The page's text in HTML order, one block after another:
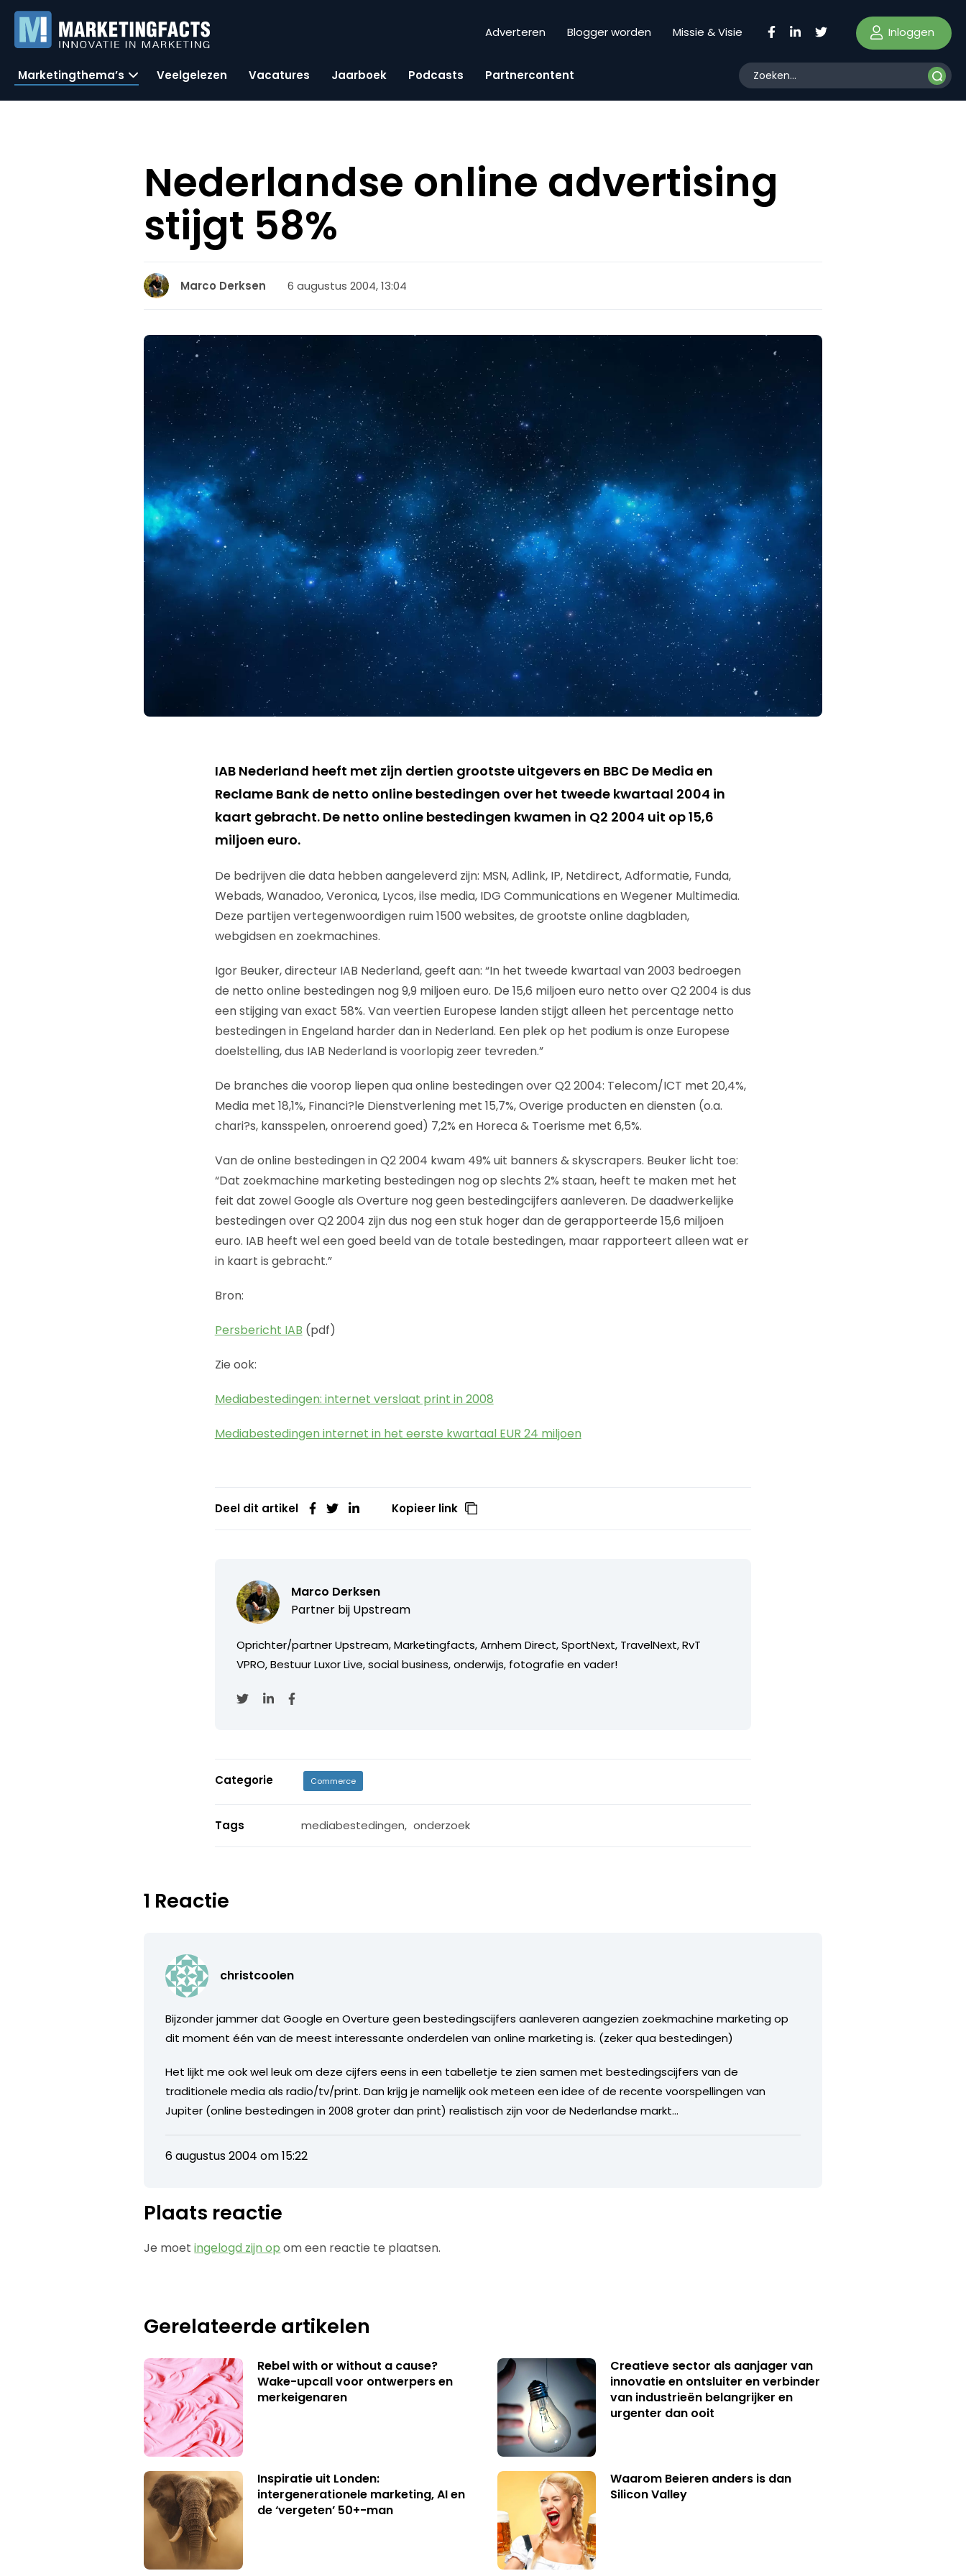
Adverteren Blogger worden Missie & Visie Inloggen
Marketingthema’s Veelgelezen Vacatures Jaarboek Podcasts Partnercontent
Nederlandse online advertising
stijgt 58%
Marco Derksen 6 augustus 2004, 13:04
IAB Nederland heeft met zijn dertien grootste uitgevers en BBC De Media en
Reclame Bank de netto online bestedingen over het tweede kwartaal 2004 in
kaart gebracht. De netto online bestedingen kwamen in Q2 2004 uit op 15,6
miljoen euro.
De bedrijven die data hebben aangeleverd zijn: MSN, Adlink, IP, Netdirect, Adformatie, Funda,
Webads, Wanadoo, Veronica, Lycos, ilse media, IDG Communications en Wegener Multimedia.
Deze partijen vertegenwoordigen ruim 1500 websites, de grootste online dagbladen,
webgidsen en zoekmachines.
Igor Beuker, directeur IAB Nederland, geeft aan: “In het tweede kwartaal van 2003 bedroegen
de netto online bestedingen nog 9,9 miljoen euro. De 15,6 miljoen euro netto over Q2 2004 is dus
een stijging van exact 58%. Van veertien Europese landen stijgt alleen het percentage netto
bestedingen in Engeland harder dan in Nederland. Een plek op het podium is onze Europese
doelstelling, dus IAB Nederland is voorlopig zeer tevreden.”
De branches die voorop liepen qua online bestedingen over Q2 2004: Telecom/ICT met 20,4%,
Media met 18,1%, Financi?le Dienstverlening met 15,7%, Overige producten en diensten (o.a.
chari?s, kansspelen, onroerend goed) 7,2% en Horeca & Toerisme met 6,5%.
Van de online bestedingen in Q2 2004 kwam 49% uit banners & skyscrapers. Beuker licht toe:
“Dat zoekmachine marketing bestedingen nog op slechts 2% staan, heeft te maken met het
feit dat zowel Google als Overture nog geen bestedingcijfers aanleveren. De daadwerkelijke
bestedingen over Q2 2004 zijn dus nog een stuk hoger dan de gerapporteerde 15,6 miljoen
euro. IAB heeft wel een goed beeld van de totale bestedingen, maar rapporteert alleen wat er
in kaart is gebracht.”
Bron:
Persbericht IAB (pdf)
Zie ook:
Mediabestedingen: internet verslaat print in 2008
Mediabestedingen internet in het eerste kwartaal EUR 24 miljoen
Deel dit artikel Kopieer link
Marco Derksen
Partner bij Upstream
Oprichter/partner Upstream, Marketingfacts, Arnhem Direct, SportNext, TravelNext, RvT
VPRO, Bestuur Luxor Live, social business, onderwijs, fotografie en vader!
Categorie Commerce
Tags mediabestedingen, onderzoek
1 Reactie
christcoolen
Bijzonder jammer dat Google en Overture geen bestedingscijfers aanleveren aangezien zoekmachine marketing op
dit moment één van de meest interessante onderdelen van online marketing is. (zeker qua bestedingen)
Het lijkt me ook wel leuk om deze cijfers eens in een tabelletje te zien samen met bestedingscijfers van de
traditionele media als radio/tv/print. Dan krijg je namelijk ook meteen een idee of de recente voorspellingen van
Jupiter (online bestedingen in 2008 groter dan print) realistisch zijn voor de Nederlandse markt…
6 augustus 2004 om 15:22
Plaats reactie
Je moetingelogd zijn op om een reactie te plaatsen.
Gerelateerde artikelen
Rebel with or without a cause?
Wake-upcall voor ontwerpers en
merkeigenaren
Creatieve sector als aanjager van
innovatie en ontsluiter en verbinder
van industrieën belangrijker en
urgenter dan ooit
Inspiratie uit Londen:
intergenerationele marketing, AI en
de ‘vergeten’ 50+-man
Waarom Beieren anders is dan
Silicon Valley